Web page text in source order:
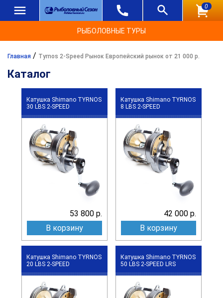
0
РЫБОЛОВНЫЕ ТУРЫ
Главная / Tyrnos 2-Speed Рынок Европейский рынок от 21 000 р.
Каталог
Катушка Shimano TYRNOS
30 LBS 2-SPEED
53 800 р.
В корзину
Катушка Shimano TYRNOS
8 LBS 2-SPEED
42 000 р.
В корзину
Катушка Shimano TYRNOS
20 LBS 2-SPEED
Катушка Shimano TYRNOS
50 LBS 2-SPEED LRS